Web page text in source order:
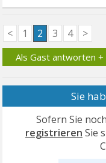
< 1 2 3 4 >
Als Gast antworten +
Sie
Sofern Sie
registrieren Sie